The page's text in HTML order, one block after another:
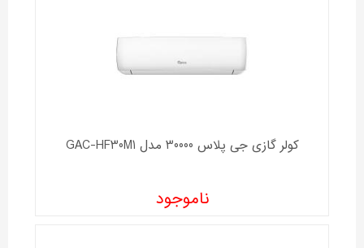
کولر گازی جی پلاس 30000 مدل GAC-HF30M1
ناموجود